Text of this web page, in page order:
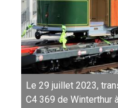
Le 29 juillet 2023,
C4 369 de Winterthur